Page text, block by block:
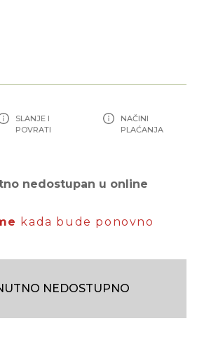
SLANJE I
POVRATI
NAČINI
PLAĆANJA
nedostupan u online
kada bude ponovno
NEDOSTUPNO